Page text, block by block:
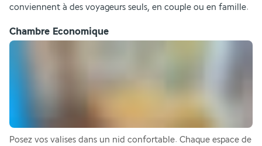
conviennent à des voyageurs seuls, en couple ou en famille.
Chambre Economique
Posez vos valises dans un nid confortable. Chaque espace de